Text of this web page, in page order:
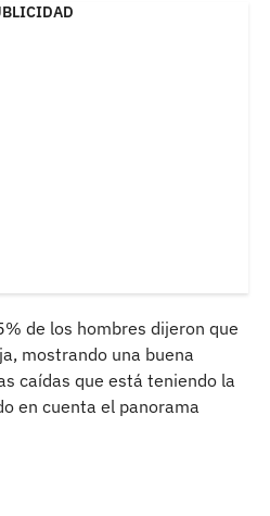
de los hombres dijeron que
mostrando una buena
caídas que está teniendo la
en cuenta el panorama